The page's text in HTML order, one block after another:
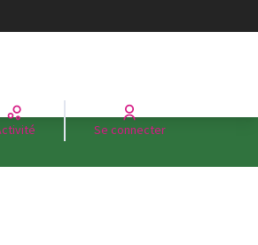
Activité Se connecter